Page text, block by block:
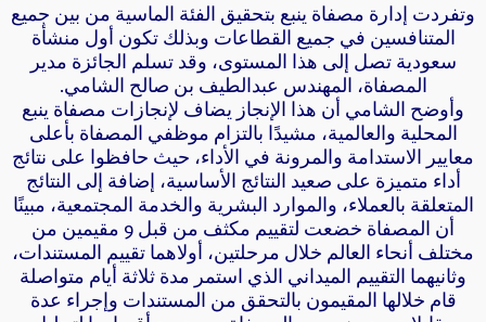
وتفردت إدارة مصفاة ينبع بتحقيق الفئة الماسية من بين جميع
المتنافسين في جميع القطاعات وبذلك تكون أول منشأة
سعودية تصل إلى هذا المستوى، وقد تسلم الجائزة مدير
المصفاة، المهندس عبدالطيف بن صالح الشامي.
وأوضح الشامي أن هذا الإنجاز يضاف لإنجازات مصفاة ينبع
المحلية والعالمية، مشيدًا بالتزام موظفي المصفاة بأعلى
معايير الاستدامة والمرونة في الأداء، حيث حافظوا على نتائج
أداء متميزة على صعيد النتائج الأساسية، إضافة إلى النتائج
المتعلقة بالعملاء، والموارد البشرية والخدمة المجتمعية، مبينًا
أن المصفاة خضعت لتقييم مكثف من قبل 9 مقيمين من
مختلف أنحاء العالم خلال مرحلتين، أولاهما تقييم المستندات،
وثانيهما التقييم الميداني الذي استمر مدة ثلاثة أيام متواصلة
قام خلالها المقيمون بالتحقق من المستندات وإجراء عدة